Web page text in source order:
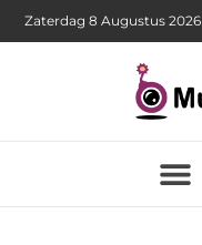
Zaterdag 8 Augustus 2026